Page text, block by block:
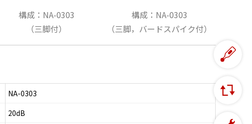
構成：NA-0303
（三脚付）
構成：NA-0303
（三脚，バードスパイク付）
NA-0303
20dB